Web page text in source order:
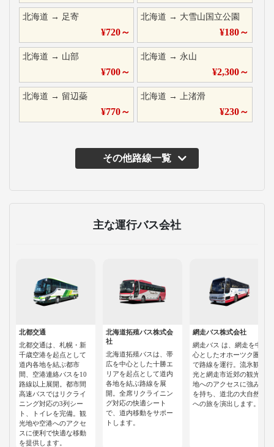
北海道 → 足寄
¥720～
北海道 → 大雪山国立公園
¥180～
北海道 → 山部
¥700～
北海道 → 永山
¥2,300～
北海道 → 留辺蘂
¥770～
北海道 →上渚滑
¥230～
その他路線一覧
主な運行バス会社
北都交通
北都交通は、札幌・新
千歳空港を起点として
道内各地を結ぶ都市
間、空港連絡バスを10
路線以上展開。都市間
高速バスではリクライ
ニング対応の3列シー
ト、トイレを完備。観
光地や空港へのアクセ
スに便利で快適な移動
を提供します。
北海道拓殖バス株式会
社
北海道拓殖バスは、帯
広を中心とした十勝エ
リアを起点として道内
各地を結ぶ路線を展
開。全席リクライニン
グ対応の快適シート
で、道内移動をサポー
トします。
網走バス株式会社
網走バス は、網走を中
心としたオホーツク圏
で路線を運行。流氷観
光と網走市近郊の観光
地へのアクセスに強み
を持ち、道北の大自然
への旅を演出します。